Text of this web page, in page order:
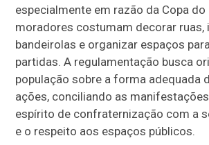
especialmente em razão da Copa do
moradores costumam decorar ruas,
bandeirolas e organizar espaços
partidas. A regulamentação busca
população sobre a forma adequada
ações, conciliando as
espírito de confraternização com a
e o respeito aos espaços públicos.